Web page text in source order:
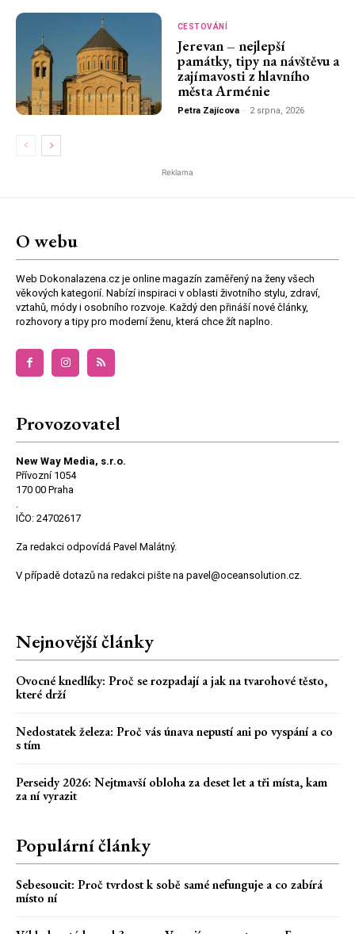
CESTOVÁNÍ
Jerevan – nejlepší
památky, tipy na návštěvu a
zajímavosti z hlavního
města Arménie
Petra Zajícova - 2 srpna, 2026
Reklama
O webu
Web Dokonalazena.cz je online magazín zaměřený na ženy všech
věkových kategorií. Nabízí inspiraci v oblasti životního stylu, zdraví,
vztahů, módy i osobního rozvoje. Každý den přináší nové články,
rozhovory a tipy pro moderní ženu, která chce žít naplno.
Provozovatel
New Way Media, s.r.o.
Přívozní 1054
170 00 Praha
IČO: 24702617
Za redakci odpovídá Pavel Malátný.
V případě dotazů na redakci pište na pavel@oceansolution.cz.
Nejnovější články
Ovocné knedlíky: Proč se rozpadají a jak na tvarohové těsto,
které drží
Nedostatek železa: Proč vás únava nepustí ani po vyspání a co
s tím
Perseidy 2026: Nejtmavší obloha za deset let a tři místa, kam
za ní vyrazit
Populární články
Sebesoucit: Proč tvrdost k sobě samé nefunguje a co zabírá
místo ní